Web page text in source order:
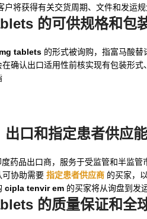
户将获得有关交货周期、文件和发运
的可供规格和包
tablets 的形式被询购，指富马酸
确认出口适用性前核实现有包装形式
出口和指定患者供应
药品出口商，服务于受监管和半监
可协助需要 指定患者供应商 的买家，
cipla tenvir em 的买家将从询盘到发
的质量保证和全